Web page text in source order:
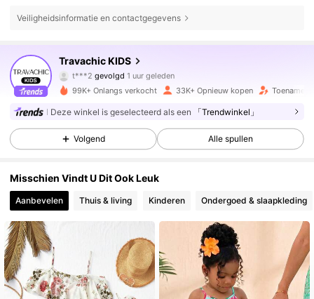
Veiligheidsinformatie en contactgegevens
Travachic KIDS
t***2gevolgd1 uur geleden
E***n is aan het browsen
4.85
78K Volgers
4.85 78K Volgers
4.85 78K Volgers
4.85 78K Volgers
99K+ Onlangs verkocht 33K+ Opnieuw kopen Toename
Deze winkel is geselecteerd als een 「Trendwinkel」
Volgend Alle spullen
Misschien Vindt U Dit Ook Leuk
Aanbevelen Thuis & living Kinderen Ondergoed & slaapkleding